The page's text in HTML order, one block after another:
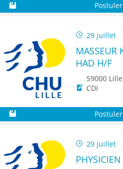
Postuler
29 juillet
MASSEUR
HAD H/F
59000 Lille
CDI
Postuler
29 juillet